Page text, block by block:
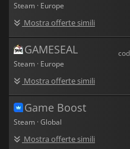
Steam · Europe
Mostra offerte simili
GAMESEAL
Steam · Europe
Mostra offerte simili
Game Boost
Steam · Global
Mostra offerte simili